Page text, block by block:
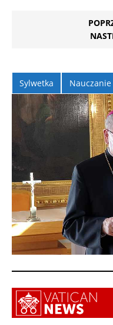
Sylwetka Nauczanie